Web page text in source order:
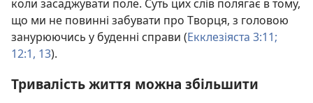
коли засаджувати поле. Суть цих слів полягає в тому,
що ми не повинні забувати про Творця, з головою
занурюючись у буденні справи (Екклезіяста 3:11;
12:1, 13).
Тривалість життя можна збільшити